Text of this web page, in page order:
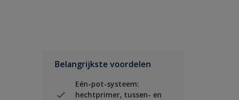
Belangrijkste voordelen
Eén-pot-systeem:
hechtprimer, tussen- en